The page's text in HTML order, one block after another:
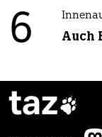
6 Auch
taz